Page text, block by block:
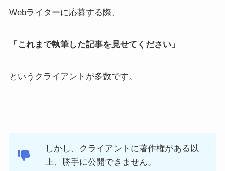
Webライターに応募する際、
「これまで執筆した記事を見せてください」
というクライアントが多数です。
しかし、クライアントに著作権がある以
上、勝手に公開できません。